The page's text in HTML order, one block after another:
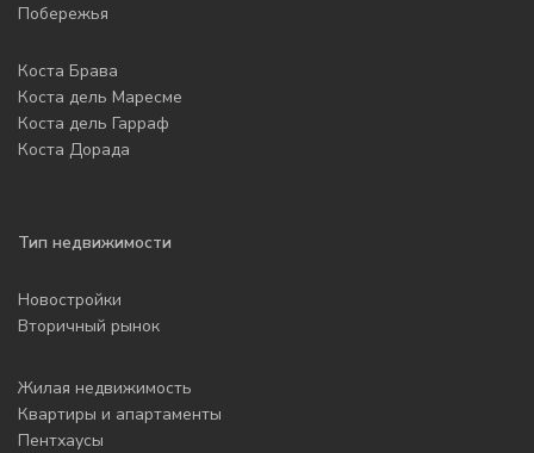
Побережья
Коста Брава
Коста дель Маресме
Коста дель Гарраф
Коста Дорада
Тип недвижимости
Новостройки
Вторичный рынок
Жилая недвижимость
Квартиры и апартаменты
Пентхаусы